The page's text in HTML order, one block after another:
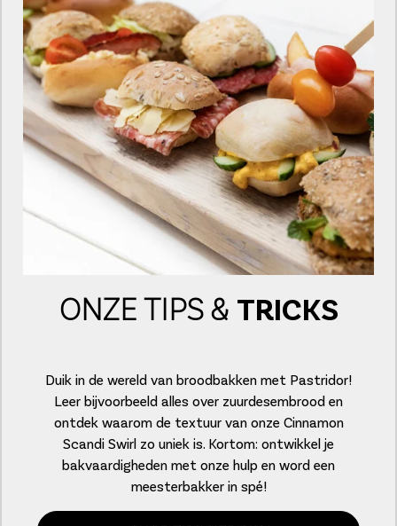
ONZE TIPS & TRICKS
Duik in de wereld van broodbakken met Pastridor!
Leer bijvoorbeeld alles over zuurdesembrood en
ontdek waarom de textuur van onze Cinnamon
Scandi Swirl zo uniek is. Kortom: ontwikkel je
bakvaardigheden met onze hulp en word een
meesterbakker in spé!